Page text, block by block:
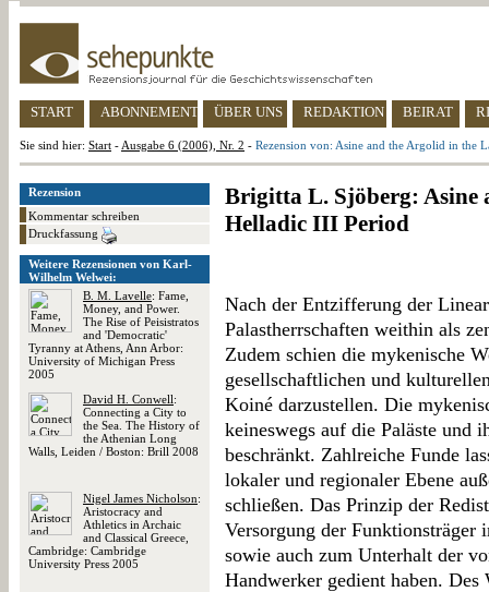
START ABONNEMENT ÜBER UNS REDAKTION BEIRAT
Sie sind hier: Start - Ausgabe 6 (2006), Nr. 2 - Rezension von: Asine and the Argolid in the
Rezension
Kommentar schreiben
Druckfassung
Weitere Rezensionen von Karl-
Wilhelm Welwei:
B. M. Lavelle: Fame,
Money, and Power.
The Rise of Peisistratos
and 'Democratic'
Tyranny at Athens, Ann Arbor:
University of Michigan Press
2005
David H. Conwell:
Connecting a City to
the Sea. The History of
the Athenian Long
Walls, Leiden / Boston: Brill 2008
Nigel James Nicholson:
Aristocracy and
Athletics in Archaic
and Classical Greece,
Cambridge: Cambridge
University Press 2005
Brigitta L. Sjöberg: Asine
Helladic III Period
Nach der Entzifferung der
Palastherrschaften weithin als
Zudem schien die mykenische
gesellschaftlichen und
Koiné darzustellen. Die
keineswegs auf die Paläste und
beschränkt. Zahlreiche Funde
lokaler und regionaler Ebene
schließen. Das Prinzip der
Versorgung der Funktionsträger
sowie auch zum Unterhalt der
Handwerker gedient haben.